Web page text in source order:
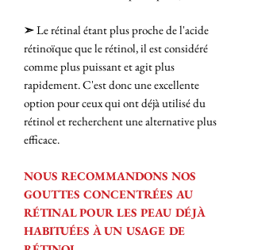
➣Le rétinal étant plus proche de l'acide
rétinoïque que le rétinol, il est considéré
comme plus puissant et agit plus
rapidement. C'est donc une excellente
option pour ceux qui ont déjà utilisé du
rétinol et recherchent une alternative plus
efficace.
NOUS RECOMMANDONS NOS
GOUTTES CONCENTRÉES AU
RÉTINAL POUR LES PEAU DÉJÀ
HABITUÉES À UN USAGE DE